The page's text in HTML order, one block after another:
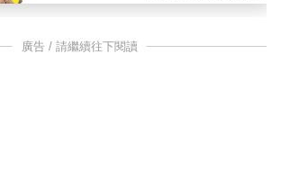
廣告 / 請繼續往下閱讀